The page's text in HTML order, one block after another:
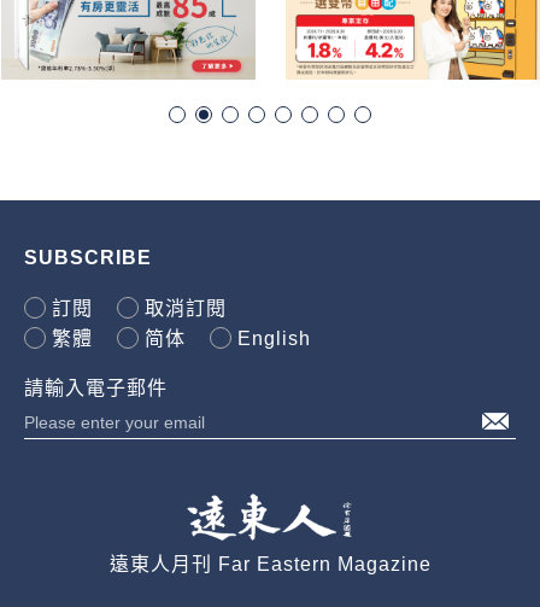
SUBSCRIBE
訂閱
取消訂閱
繁體
简体 English
請輸入電子郵件
遠東人月刊 Far Eastern Magazine